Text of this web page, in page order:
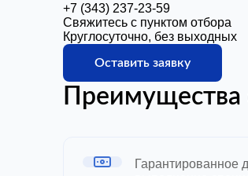
+7 (343) 237-23-59
Свяжитесь с пунктом отбора
Круглосуточно, без выходных
Оставить заявку
Гарантированное